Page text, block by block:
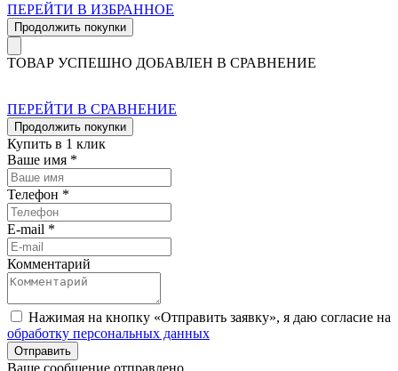
ПЕРЕЙТИ В ИЗБРАННОЕ
Продолжить покупки
ТОВАР УСПЕШНО ДОБАВЛЕН В СРАВНЕНИЕ
ПЕРЕЙТИ В СРАВНЕНИЕ
Продолжить покупки
Купить в 1 клик
Ваше имя *
Телефон *
E-mail *
Комментарий
Нажимая на кнопку «Отправить заявку», я даю согласие на
обработку персональных данных
Отправить
Ваше сообщение отправлено